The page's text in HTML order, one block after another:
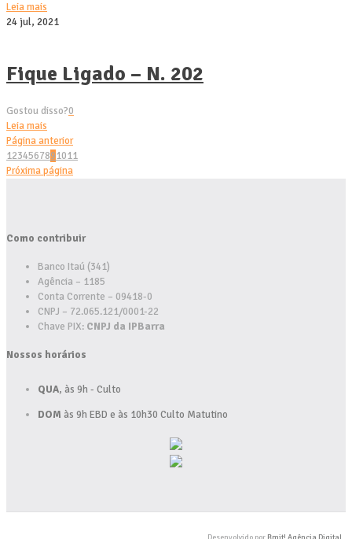
Leia mais
24 jul, 2021
Fique Ligado – N. 202
Gostou disso?0
Leia mais
Página anterior
1234567891011
Próxima página
Como contribuir
Banco Itaú (341)
Agência – 1185
Conta Corrente – 09418-0
CNPJ – 72.065.121/0001-22
Chave PIX: CNPJ da IPBarra
Nossos horários
QUA, às 9h - Culto
DOM às 9h EBD e às 10h30 Culto Matutino